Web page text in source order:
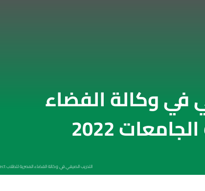
في وكالة الفضاء
2022
التدريب الصيفي في وكالة الفضاء المصرية للطلاب EUTS Project